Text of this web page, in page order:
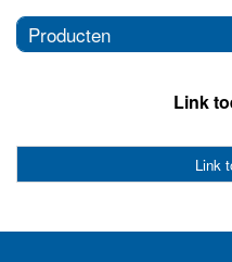
Producten
Link
Link